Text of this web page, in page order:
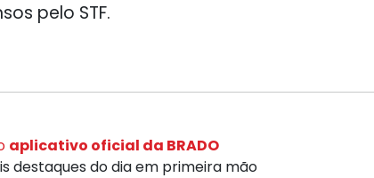
pelo STF.
aplicativo oficial da BRADO
destaques do dia em primeira mão